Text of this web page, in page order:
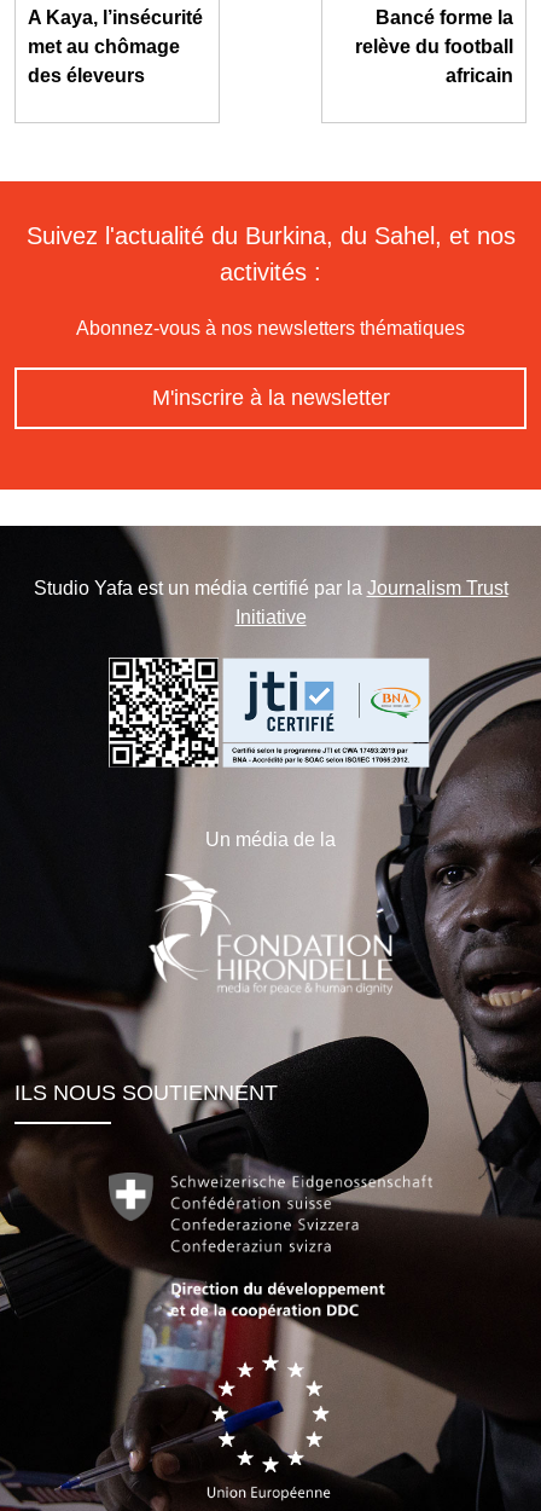
A Kaya, l’insécurité
met au chômage
des éleveurs
Bancé forme la
relève du football
africain
Suivez l'actualité du Burkina, du Sahel, et nos
activités :
Abonnez-vous à nos newsletters thématiques
M'inscrire à la newsletter
Studio Yafa est un média certifié par la Journalism Trust
Initiative
Un média de la
ILS NOUS SOUTIENNENT